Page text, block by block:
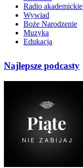
Radio akademickie
Wywiad
Boże Narodzenie
Muzyka
Edukacja
Najlepsze podcasty